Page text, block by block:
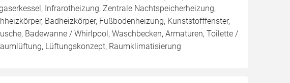
Infrarotheizung, Zentrale Nachtspeicherheizung,
Badheizkörper, Fußbodenheizung, Kunststofffenster,
Badewanne / Whirlpool, Waschbecken, Armaturen, Toilette /
Lüftungskonzept, Raumklimatisierung